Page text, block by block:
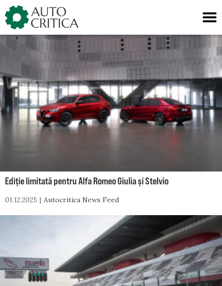
Skip
to
content
Ediție limitată pentru Alfa Romeo Giulia și Stelvio
01.12.2025 Autocritica News Feed